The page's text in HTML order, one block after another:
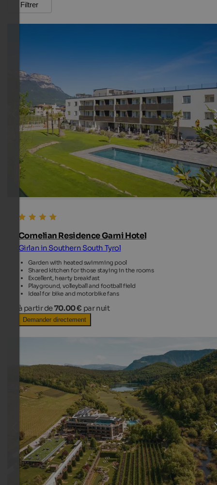
Filtrer
Cornelian Residence Garni Hotel
Girlan in Southern South Tyrol
Garden with heated swimming pool
Shared kitchen for those staying in the rooms
Excellent, hearty breakfast
Playground, volleyball and football field
Ideal for bike and motorbike fans
à partir de70.00 € par nuit
Demander directement